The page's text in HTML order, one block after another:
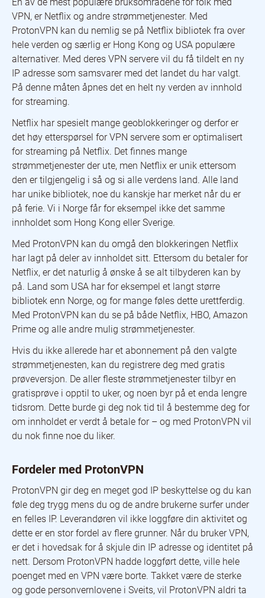
VPN, er Netflix og andre strømmetjenester. Med
ProtonVPN kan du nemlig se på Netflix bibliotek fra over
hele verden og særlig er Hong Kong og USA populære
alternativer. Med deres VPN servere vil du få tildelt en ny
IP adresse som samsvarer med det landet du har valgt.
På denne måten åpnes det en helt ny verden av innhold
for streaming.
Netflix har spesielt mange geoblokkeringer og derfor er
det høy etterspørsel for VPN servere som er optimalisert
for streaming på Netflix. Det finnes mange
strømmetjenester der ute, men Netflix er unik ettersom
den er tilgjengelig i så og si alle verdens land. Alle land
har unike bibliotek, noe du kanskje har merket når du er
på ferie. Vi i Norge får for eksempel ikke det samme
innholdet som Hong Kong eller Sverige.
Med ProtonVPN kan du omgå den blokkeringen Netflix
har lagt på deler av innholdet sitt. Ettersom du betaler for
Netflix, er det naturlig å ønske å se alt tilbyderen kan by
på. Land som USA har for eksempel et langt større
bibliotek enn Norge, og for mange føles dette urettferdig.
Med ProtonVPN kan du se på både Netflix, HBO, Amazon
Prime og alle andre mulig strømmetjenester.
Hvis du ikke allerede har et abonnement på den valgte
strømmetjenesten, kan du registrere deg med gratis
prøveversjon. De aller fleste strømmetjenester tilbyr en
gratisprøve i opptil to uker, og noen byr på et enda lengre
tidsrom. Dette burde gi deg nok tid til å bestemme deg for
om innholdet er verdt å betale for – og med ProtonVPN vil
du nok finne noe du liker.
Fordeler med ProtonVPN
ProtonVPN gir deg en meget god IP beskyttelse og du kan
føle deg trygg mens du og de andre brukerne surfer under
en felles IP. Leverandøren vil ikke loggføre din aktivitet og
dette er en stor fordel av flere grunner. Når du bruker VPN,
er det i hovedsak for å skjule din IP adresse og identitet på
nett. Dersom ProtonVPN hadde loggført dette, ville hele
poenget med en VPN være borte. Takket være de sterke
og gode personvernlovene i Sveits, vil ProtonVPN aldri ta